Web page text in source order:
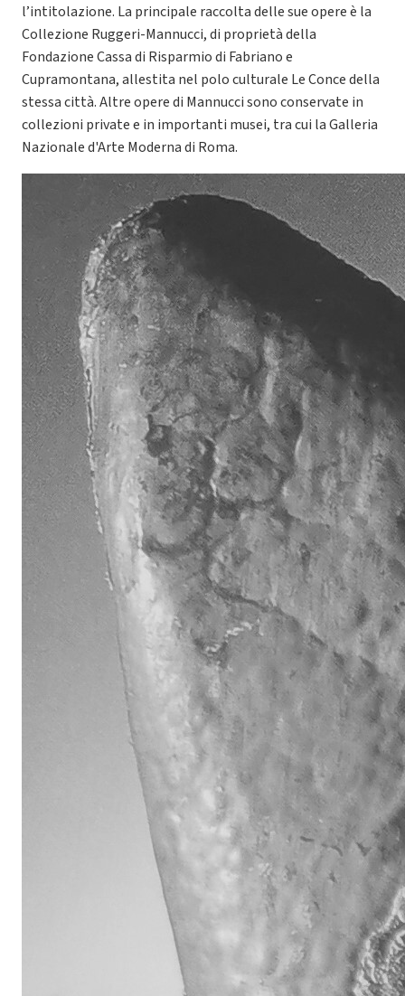
l’intitolazione. La principale raccolta delle sue opere è la
Collezione Ruggeri-Mannucci, di proprietà della
Fondazione Cassa di Risparmio di Fabriano e
Cupramontana, allestita nel polo culturale Le Conce della
stessa città. Altre opere di Mannucci sono conservate in
collezioni private e in importanti musei, tra cui la Galleria
Nazionale d'Arte Moderna di Roma.